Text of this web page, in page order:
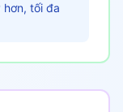
tối đa